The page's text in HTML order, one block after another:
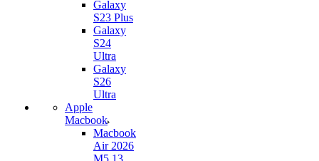
Galaxy
S23 Plus
Galaxy
S24
Ultra
Galaxy
S26
Ultra
Apple
Macbook
Macbook
Air 2026
M5 13